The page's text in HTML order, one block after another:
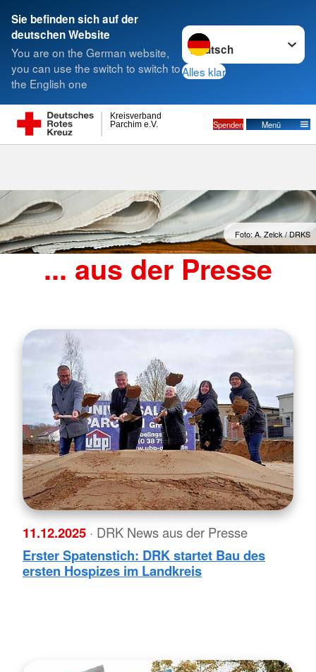
Sie befinden sich auf der
deutschen Website
You are on the German website,
you can use the switch to switch to
the English one
Sprache wechseln zu
Alles klar
Parchim e.V.
Kreisverband
Spenden Menü
Suche
News aus der lokalen Presse
Foto: A. Zelck / DRKS
... aus der Presse
11.12.2025 · DRK News aus der Presse
Erster Spatenstich: DRK startet Bau des
ersten Hospizes im Landkreis